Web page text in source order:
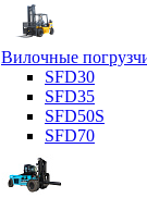
Вилочные
SFD30
SFD35
SFD50S
SFD70